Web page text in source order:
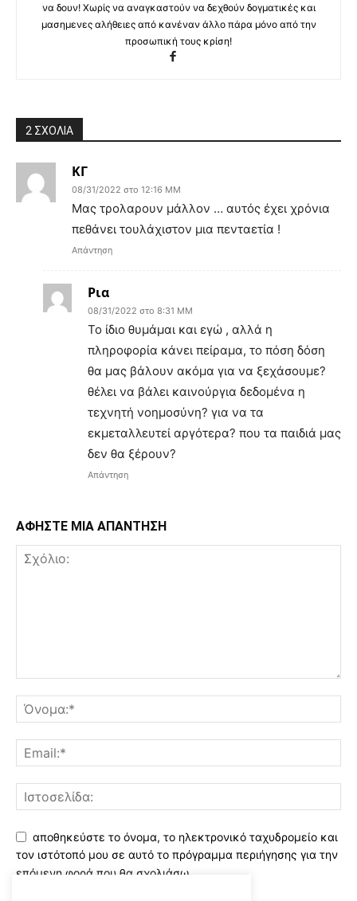
να δουν! Χωρίς να αναγκαστούν να δεχθούν δογματικές και
μασημενες αλήθειες από κανέναν άλλο πάρα μόνο από την
προσωπική τους κρίση!
2 ΣΧΟΛΙΑ
ΚΓ
08/31/2022 στο 12:16 ΜΜ
Μας τρολαρουν μάλλον … αυτός έχει χρόνια
πεθάνει τουλάχιστον μια πενταετία !
Απάντηση
Ρια
08/31/2022 στο 8:31 ΜΜ
Το ίδιο θυμάμαι και εγώ , αλλά η
πληροφορία κάνει πείραμα, το πόση δόση
θα μας βάλουν ακόμα για να ξεχάσουμε?
θέλει να βάλει καινούργια δεδομένα η
τεχνητή νοημοσύνη? για να τα
εκμεταλλευτεί αργότερα? που τα παιδιά μας
δεν θα ξέρουν?
Απάντηση
ΑΦΗΣΤΕ ΜΙΑ ΑΠΑΝΤΗΣΗ
αποθηκεύστε το όνομα, το ηλεκτρονικό ταχυδρομείο και
τον ιστότοπό μου σε αυτό το πρόγραμμα περιήγησης για την
επόμενη φορά που θα σχολιάσω.